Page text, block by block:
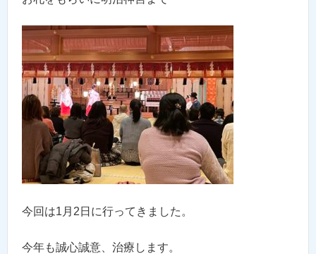
今回は1月2日に行ってきました。
今年も誠心誠意、治療します。